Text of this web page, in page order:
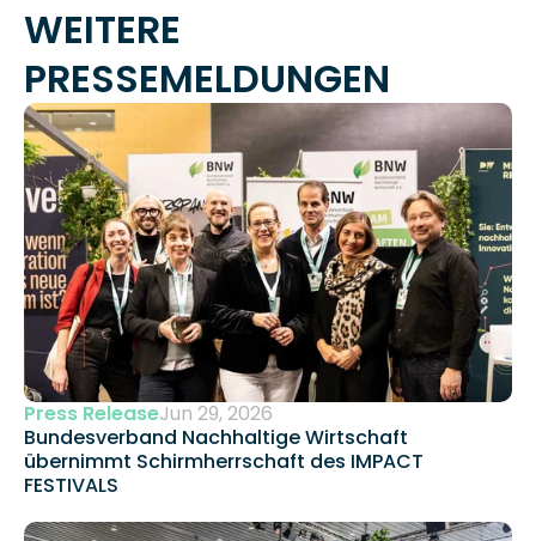
WEITERE
PRESSEMELDUNGEN
Press ReleaseJun 29, 2026
Bundesverband Nachhaltige Wirtschaft
übernimmt Schirmherrschaft des IMPACT
FESTIVALS